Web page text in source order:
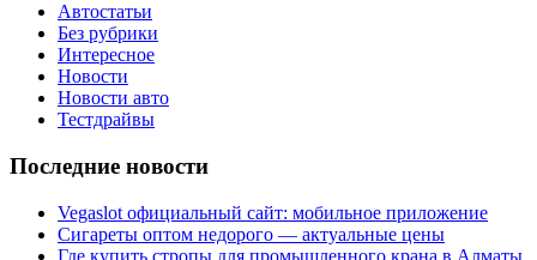
Автостатьи
Без рубрики
Интересное
Новости
Новости авто
Тестдрайвы
Последние новости
Vegaslot официальный сайт: мобильное приложение
Сигареты оптом недорого — актуальные цены
Где купить стропы для промышленного крана в Алматы